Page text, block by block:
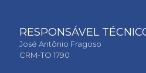
RESPONSÁVEL
José Antônio Fragoso
CRM-TO 1790